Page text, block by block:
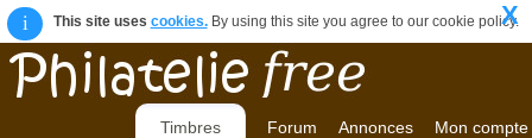
i This site uses cookies.By using this site you agree to our cookie policy.
X
Timbres Forum Annonces Mon compte